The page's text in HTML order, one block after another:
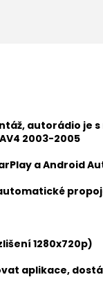
autorádio je
2003-2005
a Android
automatické
1280x720p)
aplikace,